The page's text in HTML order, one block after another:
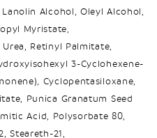
Alcohol, Oleyl Alcohol,
Myristate,
Retinyl Palmitate,
3-Cyclohexene-
Cyclopentasiloxane,
Punica Granatum Seed
Acid, Polysorbate 80,
Steareth-21,